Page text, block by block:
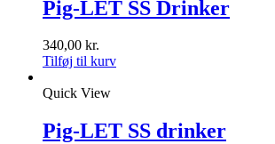
Pig-LET SS Drinker
340,00 kr.
Tilføj til kurv
Quick View
Pig-LET SS drinker